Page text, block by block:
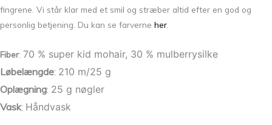
fingrene. Vi står klar med et smil og stræber altid efter en god og
personlig betjening. Du kan se farverne her
Fiber: 70 % super kid mohair, 30 % mulberrysilke
Løbelængde: 210 m/25 g
Oplægning: 25 g nøgler
Vask: Håndvask